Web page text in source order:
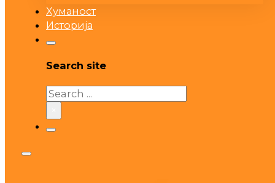
Хуманост
Историја
Search site
Search